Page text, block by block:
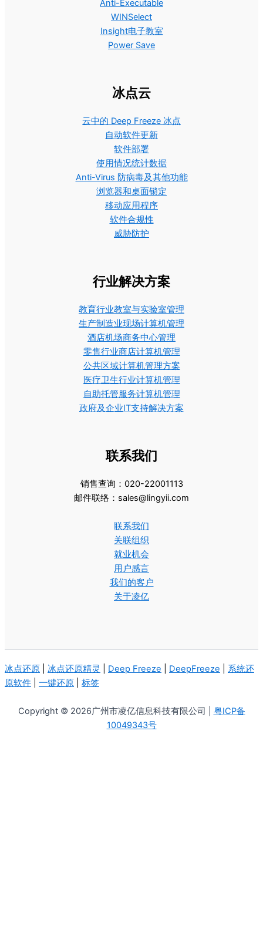
Anti-Executable
WINSelect
Insight电子教室
Power Save
冰点云
云中的 Deep Freeze 冰点
自动软件更新
软件部署
使用情况统计数据
Anti-Virus 防病毒及其他功能
浏览器和桌面锁定
移动应用程序
软件合规性
威胁防护
行业解决方案
教育行业教室与实验室管理
生产制造业现场计算机管理
酒店机场商务中心管理
零售行业商店计算机管理
公共区域计算机管理方案
医疗卫生行业计算机管理
自助托管服务计算机管理
政府及企业IT支持解决方案
联系我们
销售查询：020-22001113
邮件联络：sales@lingyii.com
联系我们
关联组织
就业机会
用户感言
我们的客户
关于凌亿
冰点还原 冰点还原精灵 Deep Freeze DeepFreeze
系统还
原软件
一键还原 标签
Copyright © 2026广州市凌亿信息科技有限公司 | 粤ICP备
10049343号